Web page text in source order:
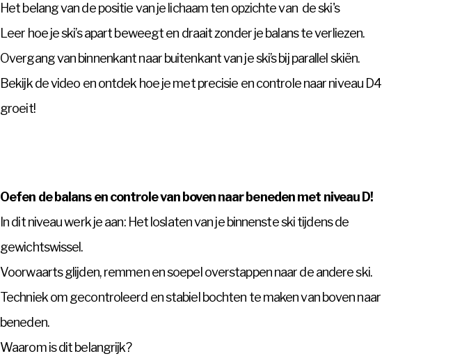
Het belang van de positie van je lichaam ten opzichte van de ski's
Leer hoe je ski’s apart beweegt en draait zonder je balans te verliezen.
Overgang van binnenkant naar buitenkant van je ski’s bij parallel skiën.
Bekijk de video en ontdek hoe je met precisie en controle naar niveau D4
groeit!
Oefen de balans en controle van boven naar beneden met niveau D!
In dit niveau werk je aan: Het loslaten van je binnenste ski tijdens de
gewichtswissel.
Voorwaarts glijden, remmen en soepel overstappen naar de andere ski.
Techniek om gecontroleerd en stabiel bochten te maken van boven naar
beneden.
Waarom is dit belangrijk?